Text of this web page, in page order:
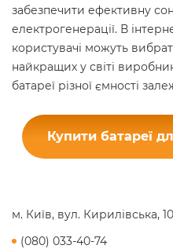
забезпечити ефективну
електрогенерації. В
користувачі можуть
найкращих у світі
батареї різної ємності
Купити батареї
м. Київ, вул. Кирилівська,
(080) 033-40-74